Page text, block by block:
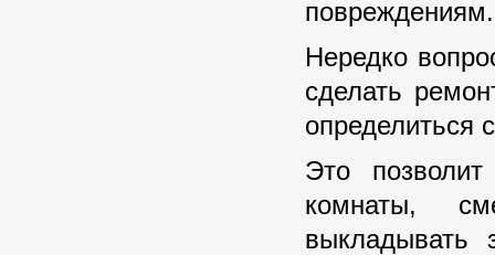
повреждениям.
Нередко
сделать
определиться
Это
комнаты,
выкладывать